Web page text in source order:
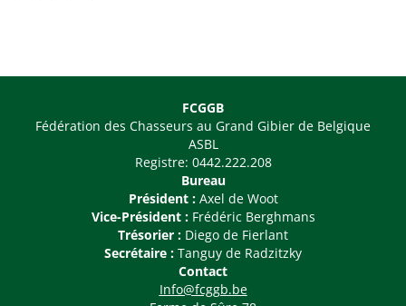
9
0
0
€
à
1
0
0
,
0
0
FCGGB
Fédération des Chasseurs au Grand Gibier de Belgique
ASBL
Registre: 0442.222.208
Bureau
Président : Axel de Woot
Vice-Président :Frédéric Berghmans
Trésorier : Diego de Fierlant
Secrétaire : Tanguy de Radzitzky
Contact
Info@fcggb.be